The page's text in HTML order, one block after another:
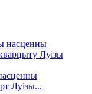
Луізы...